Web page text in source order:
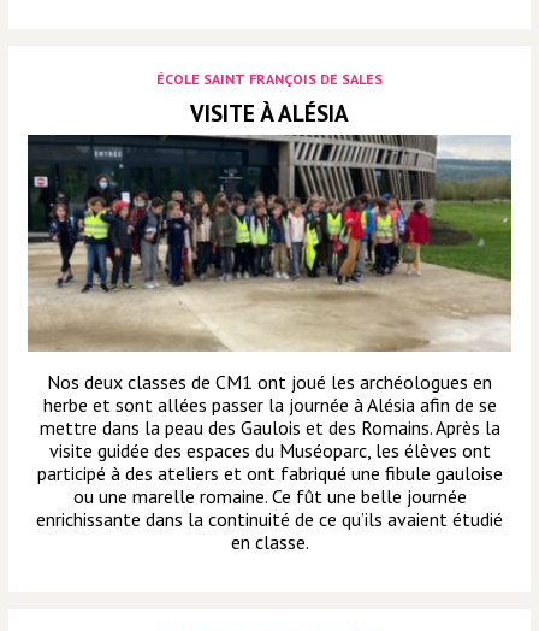
ÉCOLE SAINT FRANÇOIS DE SALES
VISITE À ALÉSIA
Nos deux classes de CM1 ont joué les archéologues en
herbe et sont allées passer la journée à Alésia afin de se
mettre dans la peau des Gaulois et des Romains. Après la
visite guidée des espaces du Muséoparc, les élèves ont
participé à des ateliers et ont fabriqué une fibule gauloise
ou une marelle romaine. Ce fût une belle journée
enrichissante dans la continuité de ce qu’ils avaient étudié
en classe.